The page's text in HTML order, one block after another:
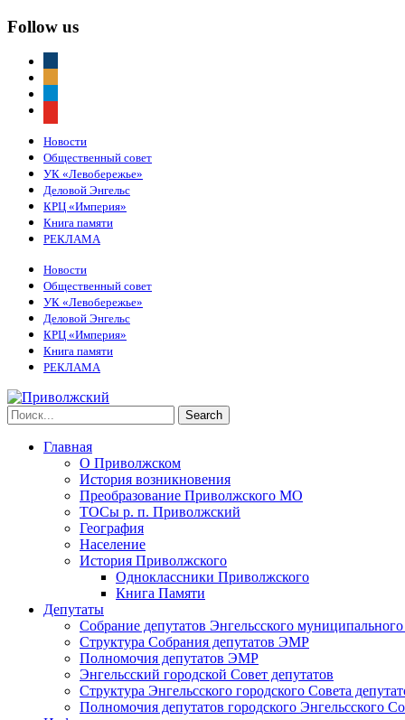
Follow us
Новости
Общественный совет
УК «Левобережье»
Деловой Энгельс
КРЦ «Империя»
Книга памяти
РЕКЛАМА
Новости
Общественный совет
УК «Левобережье»
Деловой Энгельс
КРЦ «Империя»
Книга памяти
РЕКЛАМА
Главная
О Приволжском
История возникновения
Преобразование Приволжского МО
ТОСы р. п. Приволжский
География
Население
История Приволжского
Одноклассники Приволжского
Книга Памяти
Депутаты
Собрание депутатов Энгельсского
Структура Собрания депутатов ЭМР
Полномочия депутатов ЭМР
Энгельсский городской Совет депутатов
Структура Энгельсского городского Совета
Полномочия депутатов городского Энгельсского